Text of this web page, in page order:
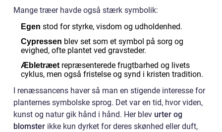
Mange træer havde også stærk symbolik:
Egen stod for styrke, visdom og udholdenhed.
Cypressen blev set som et symbol på sorg og
evighed, ofte plantet ved gravsteder.
Æbletræetrepræsenterede frugtbarhed og livets
cyklus, men også fristelse og synd i kristen tradition.
I renæssancens haver så man en stigende interesse for
planternes symbolske sprog. Det var en tid, hvor viden,
kunst og natur gik hånd i hånd. Her blev urter og
blomster ikke kun dyrket for deres skønhed eller duft,